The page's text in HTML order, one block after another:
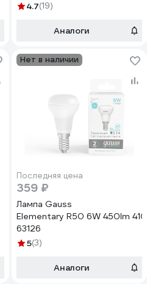
4.7(19)
Аналоги
Нет в наличии
Последняя цена
359 ₽
Лампа Gauss
Elementary R50 6W 450lm
63126
5(3)
Аналоги